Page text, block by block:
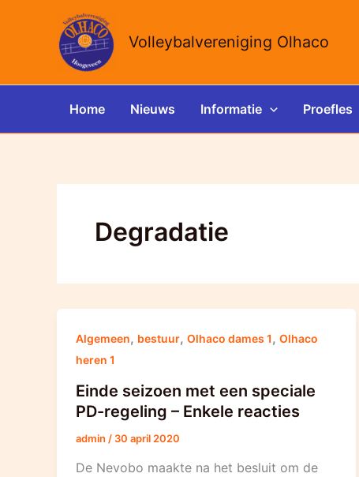
Volleybalvereniging Olhaco
Home Nieuws Informatie Proefles
Degradatie
Algemeen, bestuur, Olhaco dames 1, Olhaco
heren 1
Einde seizoen met een speciale
PD-regeling – Enkele reacties
admin / 30 april 2020
De Nevobo maakte na het besluit om de